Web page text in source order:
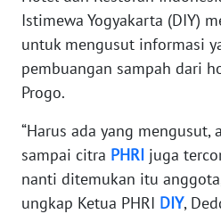
Istimewa Yogyakarta (DIY)
untuk mengusut informasi
pembuangan sampah dari
Progo.
“Harus ada yang mengusut,
sampai citra PHRI juga
nanti ditemukan itu
ungkap Ketua PHRI DIY,
REDAKSI
KARIR
Wahana
Regional